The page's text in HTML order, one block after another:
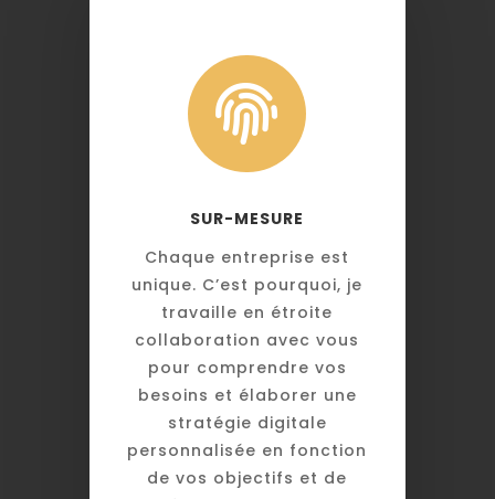

SUR-MESURE
Chaque entreprise est
unique. C’est pourquoi, je
travaille en étroite
collaboration avec vous
pour comprendre vos
besoins et élaborer une
stratégie digitale
personnalisée en fonction
de vos objectifs et de